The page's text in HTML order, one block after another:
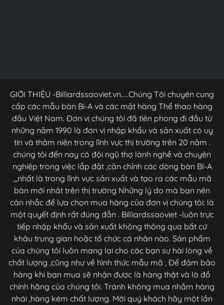
GIỚI THIỆU -Billiardssaoviet.vn.....Chúng Tôi chuyên cung
cấp các mẫu bàn Bi-A và các mặt hàng Thể thao hàng
đầu Việt Nam. Đơn vị chúng tôi đã tiên phong đi đầu từ
những năm 1990 là đơn vị nhập khẩu và sản xuất có uy
tín và thâm niên trong lĩnh vực thị trường trên 20 năm .
chúng tôi đến nay có đội ngũ thợ lành nghề và chuyên
nghiệp trong việc lắp đặt ,căn chỉnh các dòng bàn BI-A
,,,nhất là trong lĩnh vực sản xuất và tạo ra các mẫu mã
bàn mới nhât trên thị trường Những lý do mà bạn nên
cân nhắc để lựa chọn mua hàng của đơn vị chúng tôi: là
một quyết định rất đúng đắn . Billiardssaoviet -luôn trực
tiếp nhập khẩu và sản xuất không thông qua bất cứ
khâu trung gian hoặc tổ chức cá nhân nào. Sản phẩm
của chúng tôi luôn mang lại cho các bạn sự hài lòng về
chất lượng ,cũng như về hình thức mẫu mã , Để đảm bảo
hàng khi bạn mua sẽ nhận được là hàng thật và là đồ
chính hãng của chúng tôi. Tránh không mua nhầm hàng
nhái ,hàng kém chất lượng. Mời quý khách hãy một lần